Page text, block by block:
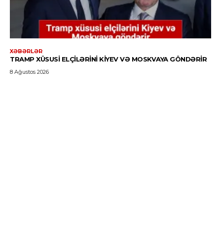
XƏBƏRLƏR
TRAMP XÜSUSI ELÇILƏRINI KIYEV VƏ MOSKVAYA GÖNDƏRIR
8 Ağustos 2026